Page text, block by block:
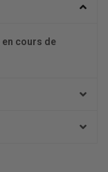
en cours de